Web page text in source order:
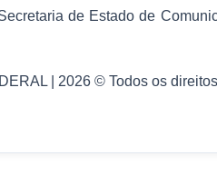
de Estado de
| 2026 © Todos os